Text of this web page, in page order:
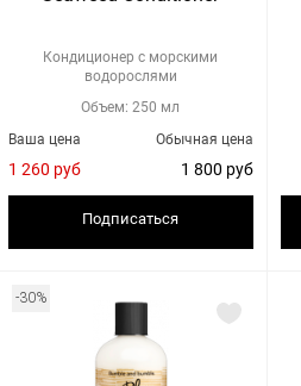
Кондиционер с морскими
водорослями
Объем: 250 мл
Обычная цена
1 800 руб
Ваша цена
1 260 руб
Подписаться
-30%